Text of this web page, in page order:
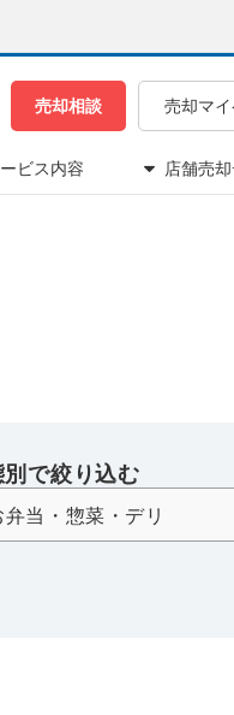
売却相談 売却マ
ビス内容 店舗売
別で絞り込む